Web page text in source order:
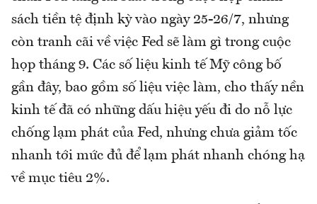
sách tiền tệ định kỳ vào ngày 25-26/7, nhưng
còn tranh cãi về việc Fed sẽ làm gì trong cuộc
họp tháng 9. Các số liệu kinh tế Mỹ công bố
gần đây, bao gồm số liệu việc làm, cho thấy nền
kinh tế đã có những dấu hiệu yếu đi do nỗ lực
chống lạm phát của Fed, nhưng chưa giảm tốc
nhanh tới mức đủ để lạm phát nhanh chóng hạ
về mục tiêu 2%.